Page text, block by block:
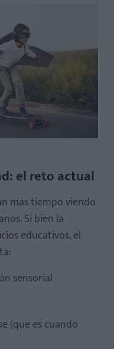
sin talento artístico?
el reto actual
más tiempo viendo
Si bien la
educativos, el
sensorial
(que es cuando